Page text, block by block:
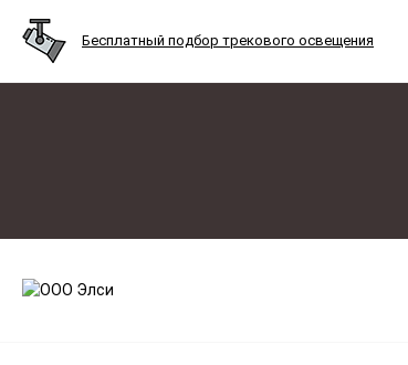
Бесплатный подбор трекового освещения